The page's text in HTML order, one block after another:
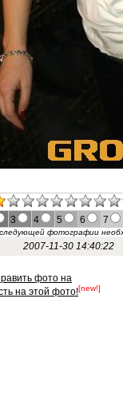
3 4 5 6 7
следующей фотографии
2007-11-30 14:40:22
фото на
на этой фото![new!]